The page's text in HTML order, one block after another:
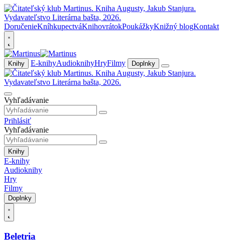
DoručenieKníhkupectváKnihovrátokPoukážkyKnižný blogKontakt
Knihy E-knihyAudioknihyHryFilmy Doplnky
Vyhľadávanie
Prihlásiť
Vyhľadávanie
Knihy
E-knihy
Audioknihy
Hry
Filmy
Doplnky
Beletria